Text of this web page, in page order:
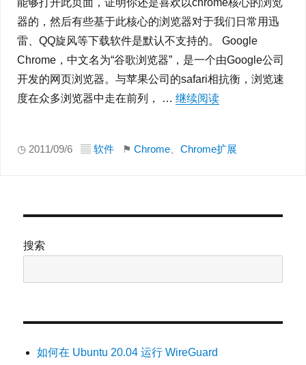
器的，然后有些基于此核心的浏览器对于我们日常用迅
雷、QQ旋风等下载软件是默认不支持的。 Google
Chrome，中文名为“谷歌浏览器”，是一个由Google公司
开发的网页浏览器。与苹果公司的safari相抗衡，浏览速
度在众多浏览器中走在前列， … 继续阅读
◷ 2011/09/6 ▤ 软件 ⚑ Chrome、 Chrome扩展
搜索
如何在 Ubuntu 20.04 运行 WireGuard